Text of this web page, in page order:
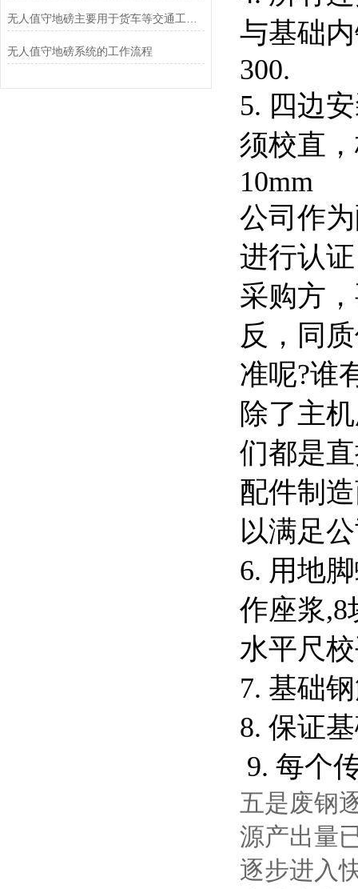
无人值守地磅系统的工作流程
与基础
300.
5. 四边
须校直
10mm
公司作
进行认
采购方
反，同
准呢?谁
除了主
们都是
配件制
以满足
6. 用地
作座浆,8
水平尺
7. 基础
8. 保证
9. 每个
五是废钢
源产出量
逐步进入